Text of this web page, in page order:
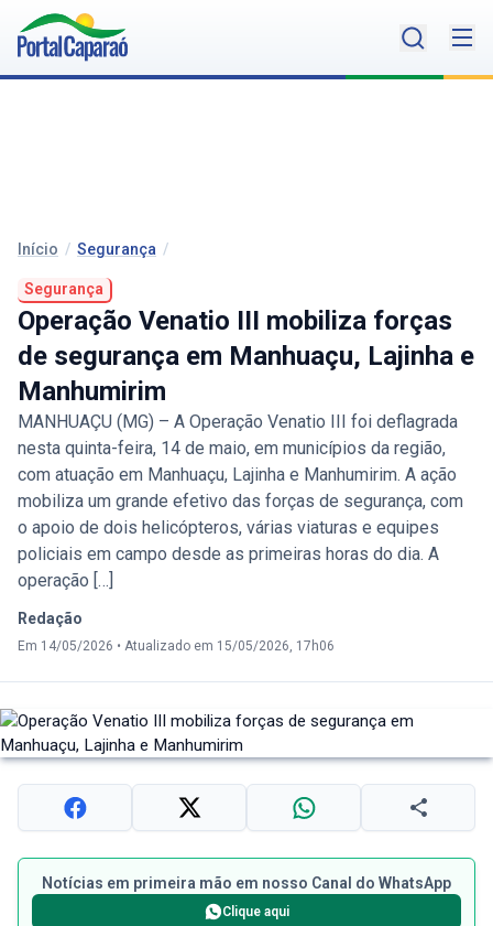
Início / Segurança /
Segurança
Operação Venatio III mobiliza forças
de segurança em Manhuaçu, Lajinha e
Manhumirim
MANHUAÇU (MG) – A Operação Venatio III foi deflagrada
nesta quinta-feira, 14 de maio, em municípios da região,
com atuação em Manhuaçu, Lajinha e Manhumirim. A ação
mobiliza um grande efetivo das forças de segurança, com
o apoio de dois helicópteros, várias viaturas e equipes
policiais em campo desde as primeiras horas do dia. A
operação […]
Redação
Em 14/05/2026 • Atualizado em 15/05/2026, 17h06
Notícias em primeira mão em nosso Canal do WhatsApp
Clique aqui